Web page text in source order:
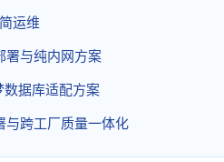
运维
署与纯内网方案
数据库适配方案
与跨工厂质量一体化